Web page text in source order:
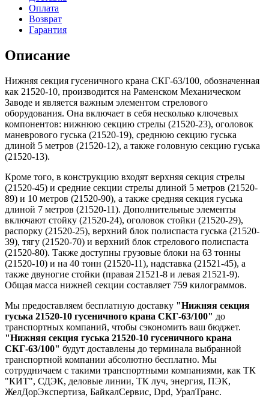
крана
СКГ-63/100
Оплата
Возврат
Гарантия
Описание
Нижняя секция гусеничного крана СКГ-63/100, обозначенная
как 21520-10, производится на Раменском Механическом
Заводе и является важным элементом стрелового
оборудования. Она включает в себя несколько ключевых
компонентов: нижнюю секцию стрелы (21520-23), оголовок
маневрового гуська (21520-19), среднюю секцию гуська
длиной 5 метров (21520-12), а также головную секцию гуська
(21520-13).
Кроме того, в конструкцию входят верхняя секция стрелы
(21520-45) и средние секции стрелы длиной 5 метров (21520-
89) и 10 метров (21520-90), а также средняя секция гуська
длиной 7 метров (21520-11). Дополнительные элементы
включают стойку (21520-24), оголовок стойки (21520-29),
распорку (21520-25), верхний блок полиспаста гуська (21520-
39), тягу (21520-70) и верхний блок стрелового полиспаста
(21520-80). Также доступны грузовые блоки на 63 тонны
(21520-10) и на 40 тонн (21520-11), надставка (21521-45), а
также двуногие стойки (правая 21521-8 и левая 21521-9).
Общая масса нижней секции составляет 759 килограммов.
Мы предоставляем бесплатную доставку "Нижняя секция
гуська 21520-10 гусеничного крана СКГ-63/100" до
транспортных компаний, чтобы сэкономить ваш бюджет.
"Нижняя секция гуська 21520-10 гусеничного крана
СКГ-63/100" будут доставлены до терминала выбранной
транспортной компании абсолютно бесплатно. Мы
сотрудничаем с такими транспортными компаниями, как ТК
"КИТ", СДЭК, деловые линии, ТК луч, энергия, ПЭК,
ЖелДорЭкспертиза, БайкалСервис, Dpd, УралТранс.